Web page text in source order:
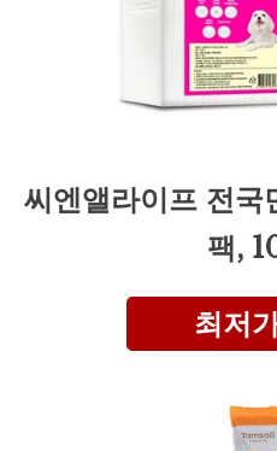
씨엔앨라이프 전국
팩,
최저